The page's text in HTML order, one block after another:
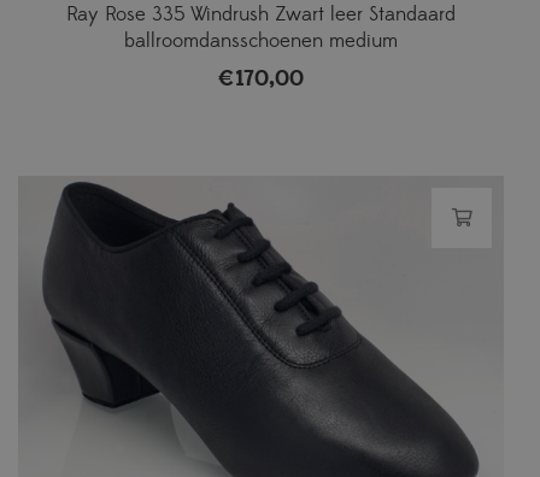
Ray Rose 335 Windrush Zwart leer Standaard
ballroomdansschoenen medium
€170,00